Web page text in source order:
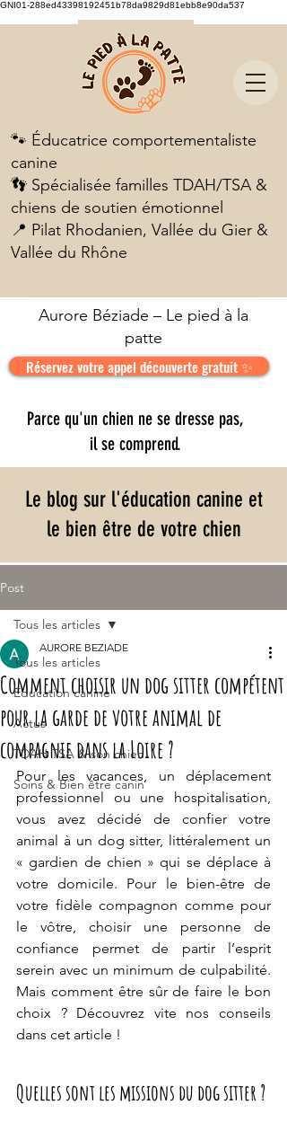
GNI01-288ed43398192451b78da9829d81ebb8e90da537
🐾 Éducatrice comportementaliste
canine
👣 Spécialisée familles TDAH/TSA &
chiens de soutien émotionnel
📍 Pilat Rhodanien, Vallée du Gier &
Vallée du Rhône
Parce qu'un chien ne se dresse pas,
il se comprend.​
Aurore Béziade – Le pied à la
patte
Réservez votre appel découverte gratuit ✨
Le blog sur l'éducation canine et
le bien être de votre chien
Post
Tous les articles
Education canine
Actus
TDAH TSA & son chien
Soins & Bien être canin
Tous les articles
Comment choisir un dog sitter compétent
pour la garde de votre animal de
compagnie dans la Loire ?
AURORE BEZIADE
Pour les vacances, un déplacement
professionnel ou une hospitalisation,
vous avez décidé de confier votre
animal à un dog sitter, littéralement un
« gardien de chien » qui se déplace à
votre domicile. Pour le bien-être de
votre fidèle compagnon comme pour
le vôtre, choisir une personne de
confiance permet de partir l’esprit
serein avec un minimum de culpabilité.
Mais comment être sûr de faire le bon
choix ? Découvrez vite nos conseils
dans cet article !
Quelles sont les missions du dog sitter ?